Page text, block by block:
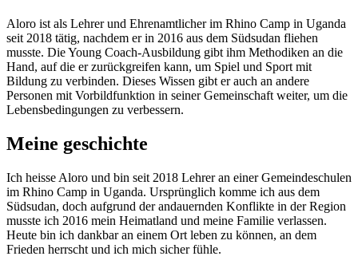
Aloro ist als Lehrer und Ehrenamtlicher im Rhino Camp in Uganda
seit 2018 tätig, nachdem er in 2016 aus dem Südsudan fliehen
musste. Die Young Coach-Ausbildung gibt ihm Methodiken an die
Hand, auf die er zurückgreifen kann, um Spiel und Sport mit
Bildung zu verbinden. Dieses Wissen gibt er auch an andere
Personen mit Vorbildfunktion in seiner Gemeinschaft weiter, um die
Lebensbedingungen zu verbessern.
Meine geschichte
Ich heisse Aloro und bin seit 2018 Lehrer an einer Gemeindeschulen
im Rhino Camp in Uganda. Ursprünglich komme ich aus dem
Südsudan, doch aufgrund der andauernden Konflikte in der Region
musste ich 2016 mein Heimatland und meine Familie verlassen.
Heute bin ich dankbar an einem Ort leben zu können, an dem
Frieden herrscht und ich mich sicher fühle.